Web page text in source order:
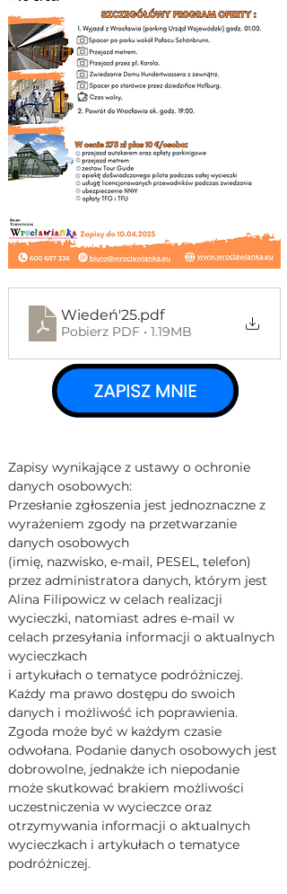
Wiedeń'25.pdf
Pobierz PDF • 1.19MB
Zapisy wynikające z ustawy o ochronie
danych osobowych:
Przesłanie zgłoszenia jest jednoznaczne z
wyrażeniem zgody na przetwarzanie
danych osobowych
(imię, nazwisko, e-mail, PESEL, telefon)
przez administratora danych, którym jest
Alina Filipowicz w celach realizacji
wycieczki, natomiast adres e-mail w
celach przesyłania informacji o aktualnych
wycieczkach
i artykułach o tematyce podróżniczej.
Każdy ma prawo dostępu do swoich
danych i możliwość ich poprawienia.
Zgoda może być w każdym czasie
odwołana. Podanie danych osobowych jest
dobrowolne, jednakże ich niepodanie
może skutkować brakiem możliwości
uczestniczenia w wycieczce oraz
otrzymywania informacji o aktualnych
wycieczkach i artykułach o tematyce
podróżniczej.